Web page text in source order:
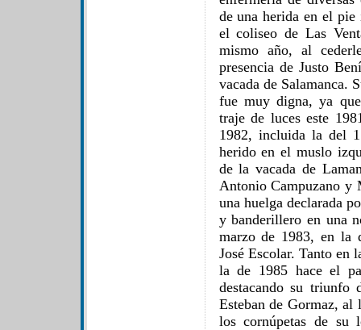
de una herida en el
el coliseo de Las
mismo año, al
presencia de Justo
vacada de Salamanca.
fue muy digna, ya
traje de luces este
1982, incluida la del
herido en el muslo
de la vacada de
Antonio Campuzano y
una huelga declarada
y banderillero en una
marzo de 1983, en la
José Escolar. Tanto en
la de 1985 hace el
destacando su triunfo
Esteban de Gormaz, al
los cornúpetas de su